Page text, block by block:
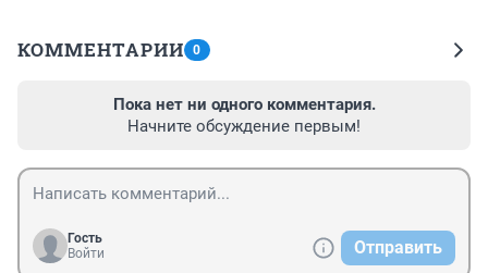
КОММЕНТАРИИ 0
Пока нет ни одного комментария.
Начните обсуждение первым!
Гость
Войти
Отправить